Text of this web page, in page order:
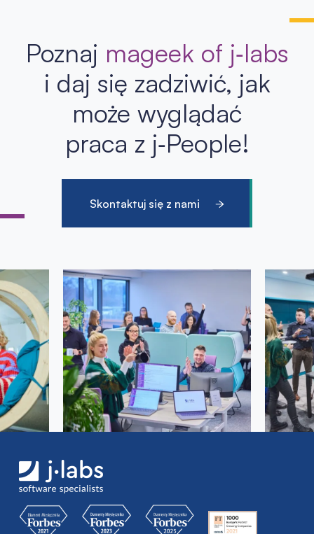
Poznaj mageek of j‑labs
i daj się zadziwić, jak
może wyglądać
praca z j‑People!
Skontaktuj się z nami